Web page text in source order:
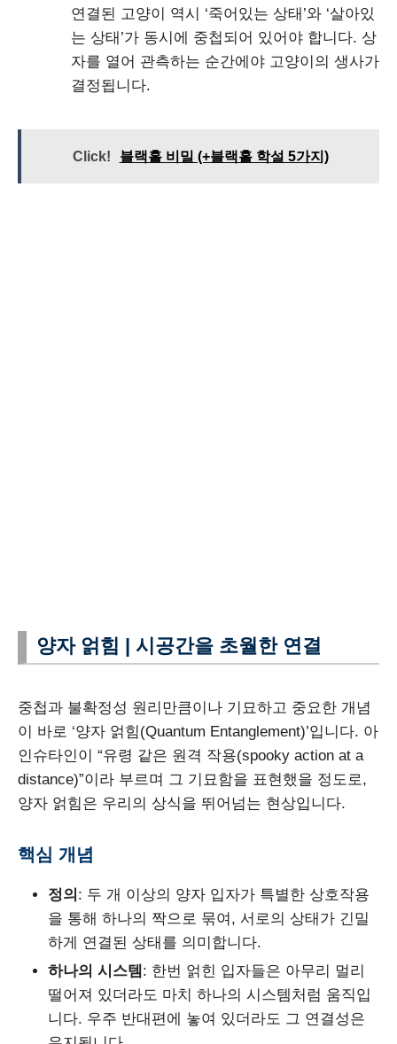
연결된 고양이 역시 ‘죽어있는 상태’와 ‘살아있
는 상태’가 동시에 중첩되어 있어야 합니다. 상
자를 열어 관측하는 순간에야 고양이의 생사가
결정됩니다.
Click! 블랙홀 비밀 (+블랙홀 학설 5가지)
양자 얽힘 | 시공간을 초월한 연결
중첩과 불확정성 원리만큼이나 기묘하고 중요한 개념
이 바로 ‘양자 얽힘(Quantum Entanglement)’입니다. 아
인슈타인이 “유령 같은 원격 작용(spooky action at a
distance)”이라 부르며 그 기묘함을 표현했을 정도로,
양자 얽힘은 우리의 상식을 뛰어넘는 현상입니다.
핵심 개념
정의 : 두 개 이상의 양자 입자가 특별한 상호작용
을 통해 하나의 짝으로 묶여, 서로의 상태가 긴밀
하게 연결된 상태를 의미합니다.
하나의 시스템 : 한번 얽힌 입자들은 아무리 멀리
떨어져 있더라도 마치 하나의 시스템처럼 움직입
니다. 우주 반대편에 놓여 있더라도 그 연결성은